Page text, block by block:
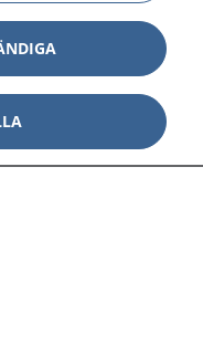
Visa